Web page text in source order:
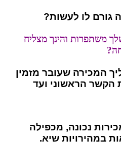
גורם לו לעשות?
משתפרות והינך מצליח
המכירה שעובר מזמין
הקשר הראשוני ועד
נכונה, מכפילה
במהירויות שיא.